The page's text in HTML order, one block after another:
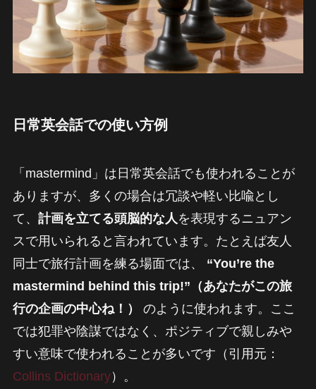
日常英会話での使い方例
「mastermind」は日常英会話でも使われることが
ありますが、多くの場合は冗談や軽い比喩とし
て、 計画を立てる頭脳的な人 を表現するニュアン
スで用いられると言われています。たとえば友人
同士で旅行計画を練る場面では、 “You’re the
mastermind behind this trip!”（あなたがこの旅
行の企画の中心ね！）
のように使われます。ここ
では犯罪や陰謀ではなく、ポジティブで親しみや
すい意味で使われることが多いです（引用元：
Collins Dictionary）。